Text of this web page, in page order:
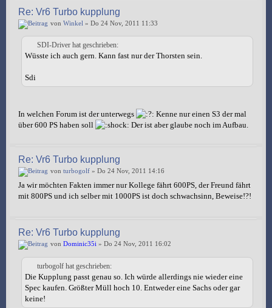
Re: Vr6 Turbo kupplung
von Winkel » Do 24 Nov, 2011 11:33
SDI-Driver hat geschrieben:
Wüsste ich auch gern. Kann fast nur der Thorsten sein.
Sdi
In welchen Forum ist der unterwegs
Kenne nur einen S3 der mal
über 600 PS haben soll
Der ist aber glaube noch im Aufbau.
Re: Vr6 Turbo kupplung
von turbogolf » Do 24 Nov, 2011 14:16
Ja wir möchten Fakten immer nur Kollege fährt 600PS, der Freund fährt
mit 800PS und ich selber mit 1000PS ist doch schwachsinn, Beweise!?!
Re: Vr6 Turbo kupplung
von Dominic35i » Do 24 Nov, 2011 16:02
turbogolf hat geschrieben:
Die Kupplung passt genau so. Ich würde allerdings nie wieder eine
Spec kaufen. Größter Müll hoch 10. Entweder eine Sachs oder gar
keine!